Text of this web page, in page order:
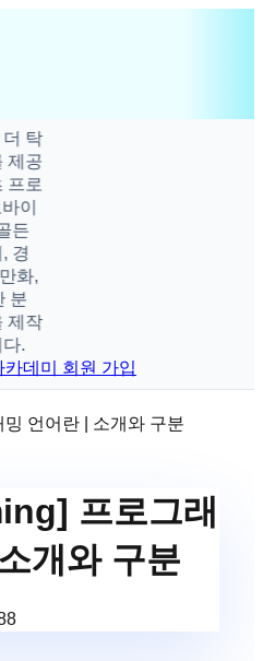
탁
공
로
이
화,
작
.
카데미 회원 가입
언어란 | 소개와 구분
프로그래
개와 구분